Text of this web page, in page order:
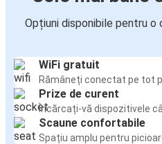
Opțiuni disponibile pentru
WiFi gratuit
Rămâneți conectat pe tot
Prize de curent
Încărcați-vă dispozitivele
Scaune confortabile
Spațiu amplu pentru